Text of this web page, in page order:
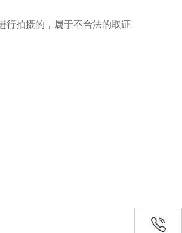
拍摄的，属于不合法的取证